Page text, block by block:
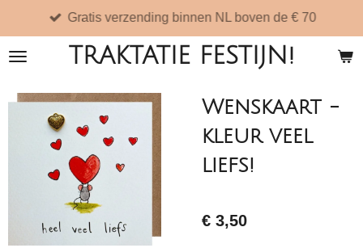
direct
naar
TRAKTATIE FESTIJN!
Gratis verzending binnen NL boven de € 70
Wenskaart -
kleur veel
liefs!
€ 3,50